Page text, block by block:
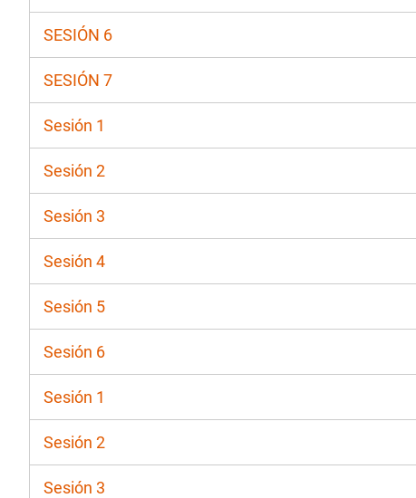
SESIÓN 6
SESIÓN 7
Sesión 1
Sesión 2
Sesión 3
Sesión 4
Sesión 5
Sesión 6
Sesión 1
Sesión 2
Sesión 3